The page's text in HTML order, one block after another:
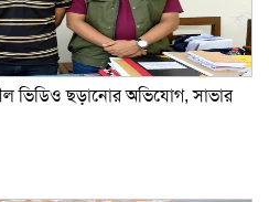
ভিডিও ছড়ানোর অভিযোগ, সাভার